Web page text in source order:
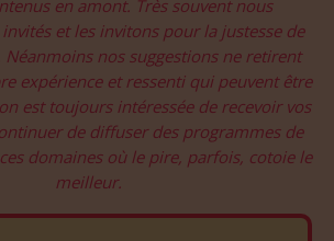
en amont. Très souvent nous
et les invitons pour la justesse de
nos suggestions ne retirent
expérience et ressenti qui peuvent être
est toujours intéressée de recevoir vos
de diffuser des programmes de
domaines où le pire, parfois, cotoie le
meilleur.